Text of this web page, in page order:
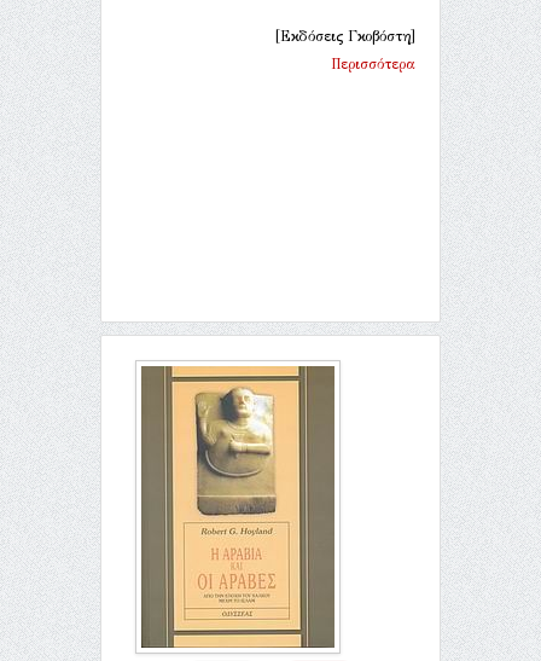
[Εκδόσεις Γκοβόστη]
Περισσότερα